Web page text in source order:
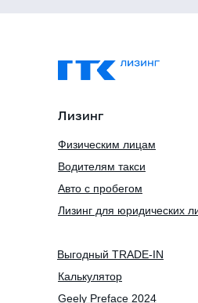
Лизинг
Водителям такси
Физическим лицам
Авто с пробегом
Лизинг для юридических
Калькулятор
Выгодный TRADE-IN
Geely Preface 2024